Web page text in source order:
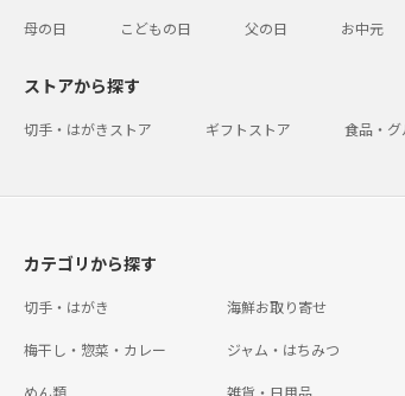
母の日 こどもの日 父の日 お中元
ストアから探す
切手・はがきストア ギフトストア 食品・
カテゴリから探す
切手・はがき 海鮮お取り寄せ
梅干し・惣菜・カレー ジャム・はちみつ
めん類 雑貨・日用品